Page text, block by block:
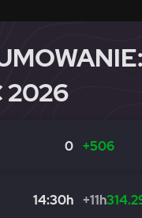
2026
0 +506
14:30h +11h